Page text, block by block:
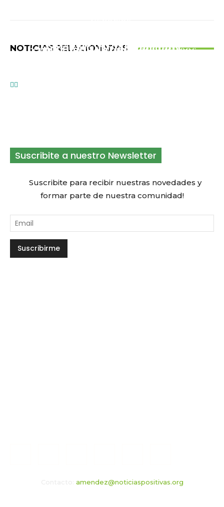
NOTICIAS RELACIONADAS
multiplicar lo que funciona
los datos deben guiar la
comunicación sustentable
reutilización de envases plásticos
Suscribite a nuestro Newsletter
Suscribite para recibir nuestras novedades y
formar parte de nuestra comunidad!
amendez@noticiaspositivas.org